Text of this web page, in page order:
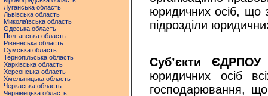
Луганська область
Львівська область
Миколаївська область
Одеська область
Полтавська область
Рівненська область
Сумська область
Тернопільська область
Харківська область
Херсонська область
Хмельницька область
Черкаська область
Чернівецька область
юридичних осіб, що
підрозділи
Суб’єкти ЄДРПОУ
юридичних осіб
господарювання,